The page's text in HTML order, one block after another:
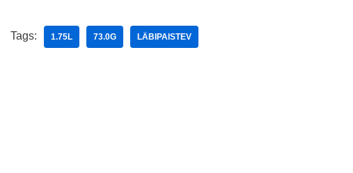
Tags: 1.75L 73.0G LÄBIPAISTEV